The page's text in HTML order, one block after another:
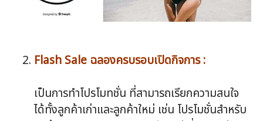
Flash Sale ฉลองครบรอบเปิดกิจการ :
เป็นการทำโปรโมทชั่น ที่สามารถเรียกความสนใจ
ได้ทั้งลูกค้าเก่าและลูกค้าใหม่ เช่น โปรโมชั่นสำหรับ